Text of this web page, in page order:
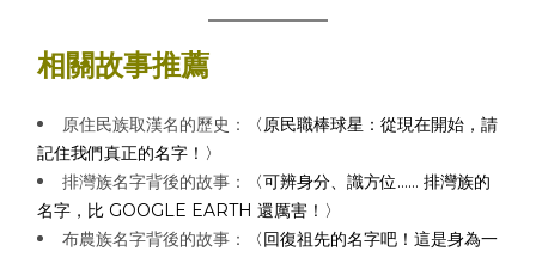
相關故事推薦
原住民族取漢名的歷史：
〈原民職棒球星：從現在開始，請
記住我們真正的名字！〉
排灣族名字背後的故事：
〈可辨身分、識方位…… 排灣族的
名字，比 GOOGLE EARTH 還厲害！〉
布農族名字背後的故事：
〈回復祖先的名字吧！這是身為一